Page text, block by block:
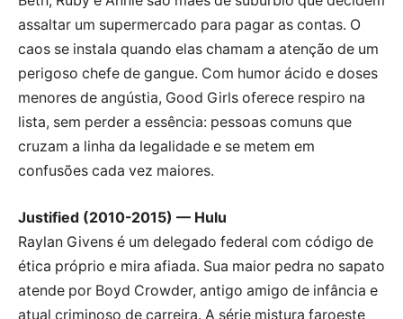
assaltar um supermercado para pagar as contas. O
caos se instala quando elas chamam a atenção de um
perigoso chefe de gangue. Com humor ácido e doses
menores de angústia, Good Girls oferece respiro na
lista, sem perder a essência: pessoas comuns que
cruzam a linha da legalidade e se metem em
confusões cada vez maiores.
Justified (2010-2015) — Hulu
Raylan Givens é um delegado federal com código de
ética próprio e mira afiada. Sua maior pedra no sapato
atende por Boyd Crowder, antigo amigo de infância e
atual criminoso de carreira. A série mistura faroeste